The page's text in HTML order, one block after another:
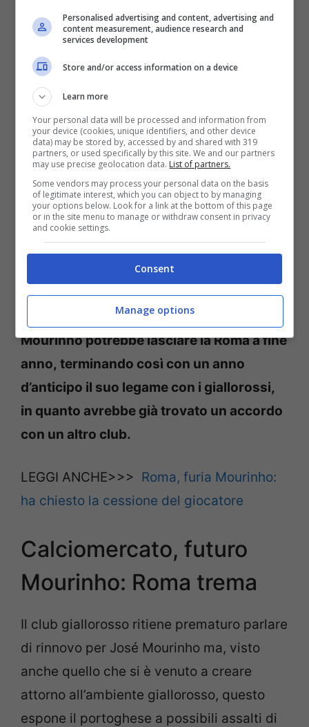
One.
Stando alle ultime notizie, però,
un’incredibile colpo di scena si potrebbe
verificare al termine di questa stagione.
La Repubblica‘, infatti,
Mourinho potrebbe lasciare la Roma a fine
anno, terminando così con un anno
d’anticipo il suo legame con i giallorossi,
in quanto avrebbe già trovato un accordo
con un altro club.
LEGGI ANCHE>>> Roma, furia Mourinho:
ha chiesto la cessione del giocatore
Calciomercato, futuro
Mourinho: Roma trema
Il club giallorosso ritiene prematuro parlare
di rinnovo per José Mourinho ma, visto
anche quello che si è venuto a creare
attorno all’ambiente giallorosso, questo
espone il portoghese a possibili assalti di
Personalised advertising and content, advertising and
content measurement, audience research and
services development
Store and/or access information on a device
Learn more
Your personal data will be processed and information from
your device (cookies, unique identifiers, and other device
data) may be stored by, accessed by and shared with 319
partners, or used specifically by this site. We and our partners
may use precise geolocation data. List of partners.
Some vendors may process your personal data on the basis
of legitimate interest, which you can object to by managing
your options below. Look for a link at the bottom of this page
or in the site menu to manage or withdraw consent in privacy
and cookie settings.
Consent
Manage options